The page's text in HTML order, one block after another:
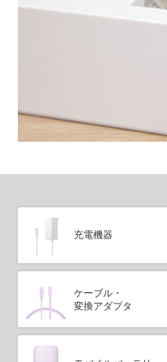
充電機器
ケーブル・
変換アダプタ